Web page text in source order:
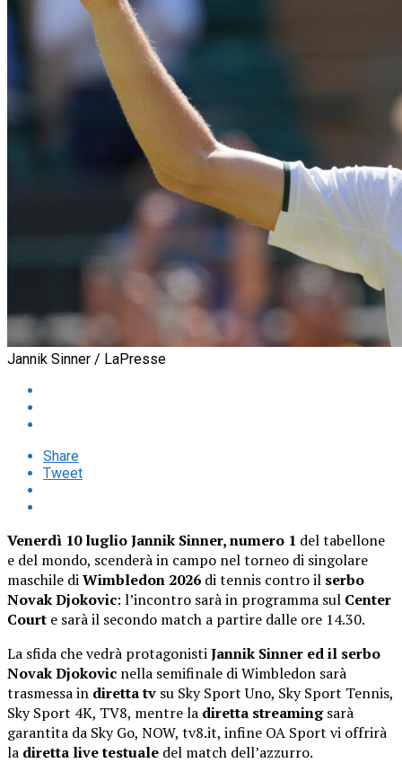
Jannik Sinner / LaPresse
Share
Tweet
Venerdì 10 luglio Jannik Sinner, numero 1 del tabellone
e del mondo, scenderà in campo nel torneo di singolare
maschile diWimbledon 2026 di tennis contro il serbo
Novak Djokovic: l’incontro sarà in programma sul Center
Court e sarà il secondo match a partire dalle ore 14.30.
La sfida che vedrà protagonistiJannik Sinner ed il serbo
Novak Djokovic nella semifinale di Wimbledon sarà
trasmessa in diretta tv su Sky Sport Uno, Sky Sport Tennis,
Sky Sport 4K, TV8, mentre la diretta streamingsarà
garantita da Sky Go, NOW, tv8.it, infine OA Sport vi offrirà
la diretta live testuale del match dell’azzurro.